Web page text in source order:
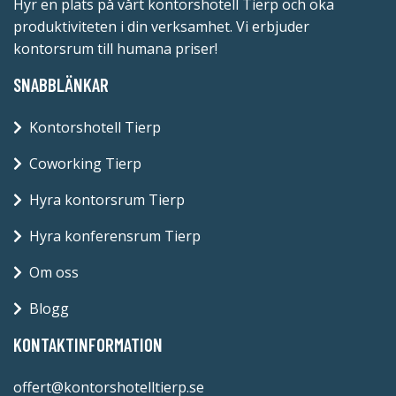
Hyr en plats på vårt kontorshotell Tierp och öka
produktiviteten i din verksamhet. Vi erbjuder
kontorsrum till humana priser!
SNABBLÄNKAR
Kontorshotell Tierp
Coworking Tierp
Hyra kontorsrum Tierp
Hyra konferensrum Tierp
Om oss
Blogg
KONTAKTINFORMATION
offert@kontorshotelltierp.se